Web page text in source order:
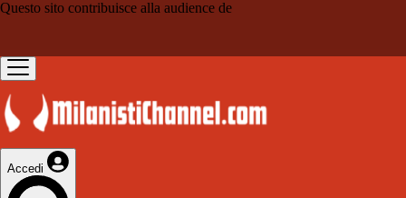
Questo sito contribuisce alla audience de
Accedi